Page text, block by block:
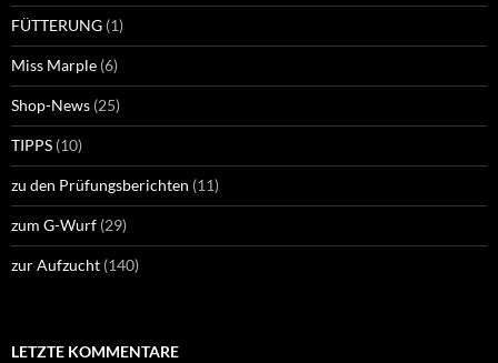
FÜTTERUNG (1)
Miss Marple (6)
Shop-News (25)
TIPPS (10)
zu den Prüfungsberichten (11)
zum G-Wurf (29)
zur Aufzucht (140)
LETZTE KOMMENTARE